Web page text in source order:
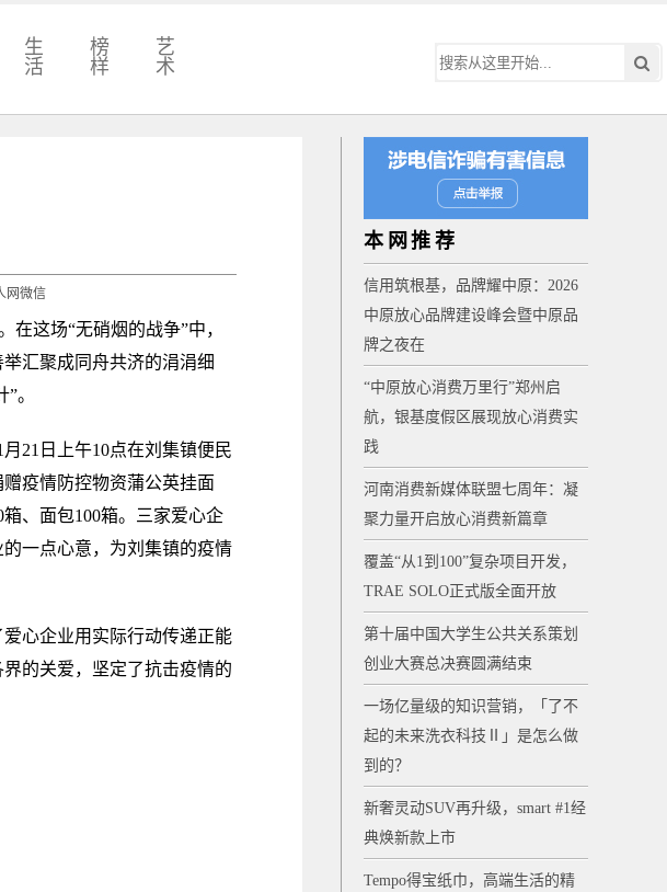
生
活
榜
样
艺
术
网微信
这场“无硝烟的战争”中，
汇聚成同舟共济的涓涓细
。
21日上午10点在刘集镇便民
疫情防控物资蒲公英挂面
、面包100箱。三家爱心企
一点心意，为刘集镇的疫情
心企业用实际行动传递正能
的关爱，坚定了抗击疫情的
本网推荐
信用筑根基，品牌耀中原：2026
中原放心品牌建设峰会暨中原品
牌之夜在
“中原放心消费万里行”郑州启
航，银基度假区展现放心消费实
践
河南消费新媒体联盟七周年：凝
聚力量开启放心消费新篇章
覆盖“从1到100”复杂项目开发，
TRAE SOLO正式版全面开放
第十届中国大学生公共关系策划
创业大赛总决赛圆满结束
一场亿量级的知识营销，「了不
起的未来洗衣科技Ⅱ」是怎么做
到的？
新奢灵动SUV再升级，smart #1经
典焕新款上市
Tempo得宝纸巾，高端生活的精